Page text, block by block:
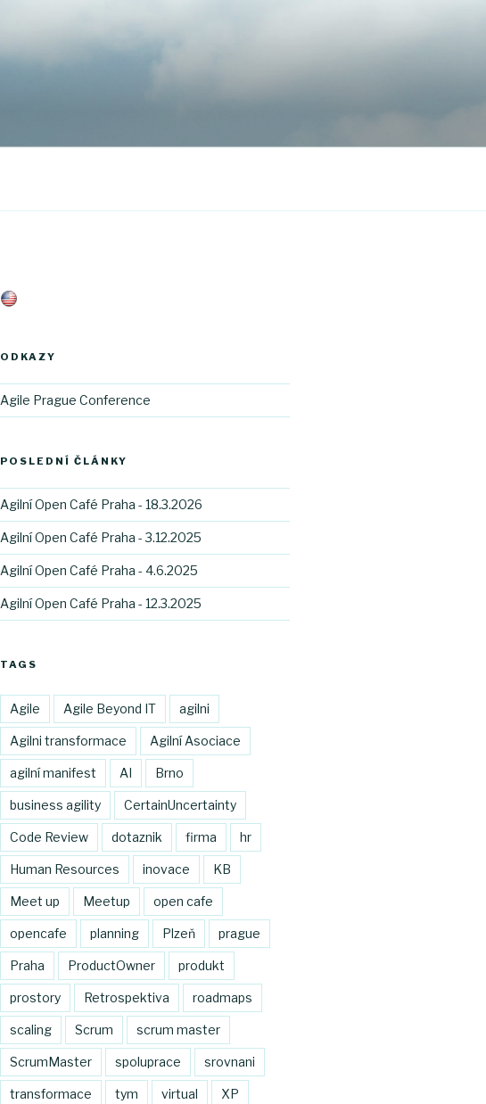
ODKAZY
Agile Prague Conference
POSLEDNÍ ČLÁNKY
Agilní Open Café Praha - 18.3.2026
Agilní Open Café Praha - 3.12.2025
Agilní Open Café Praha - 4.6.2025
Agilní Open Café Praha - 12.3.2025
TAGS
Agile Agile Beyond IT agilni
Agilni transformace Agilní Asociace
agilní manifest AI Brno
business agility CertainUncertainty
Code Review dotaznik firma hr
Human Resources inovace KB
Meet up Meetup open cafe
opencafe planning Plzeň prague
Praha ProductOwner produkt
prostory Retrospektiva roadmaps
scaling Scrum scrum master
ScrumMaster spoluprace srovnani
transformace tym virtual XP